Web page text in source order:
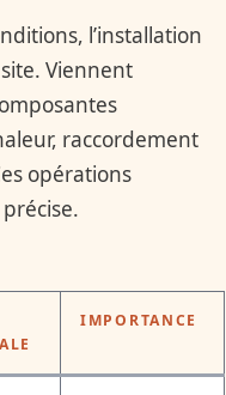
l’installation
Viennent
raccordement
opérations
IMPORTANCE